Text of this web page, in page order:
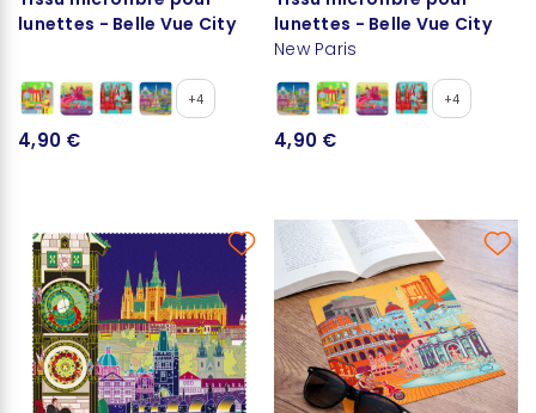
lunettes - Belle Vue City
+4
4,90 €
lunettes - Belle Vue City
New Paris
+4
4,90 €